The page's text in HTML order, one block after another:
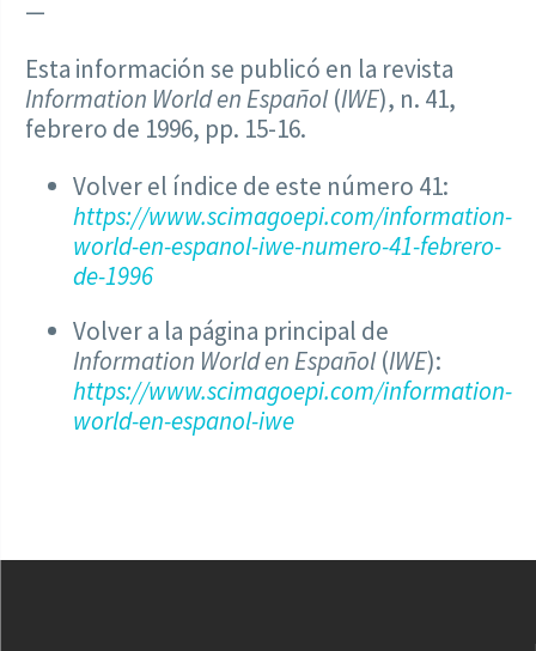
—
Esta información se publicó en la revista
Information World en Español (IWE), n. 41,
febrero de 1996, pp. 15-16.
Volver el índice de este número 41:
https://www.scimagoepi.com/information-
world-en-espanol-iwe-numero-41-febrero-
de-1996
Volver a la página principal de
Information World en Español (IWE):
https://www.scimagoepi.com/information-
world-en-espanol-iwe